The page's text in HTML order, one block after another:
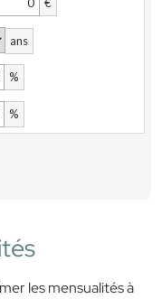
les mensualités à